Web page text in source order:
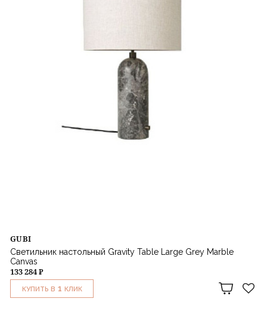
GUBI
Светильник настольный Gravity Table Large Grey Marble
Canvas
133 284 ₽
КУПИТЬ В 1 КЛИК